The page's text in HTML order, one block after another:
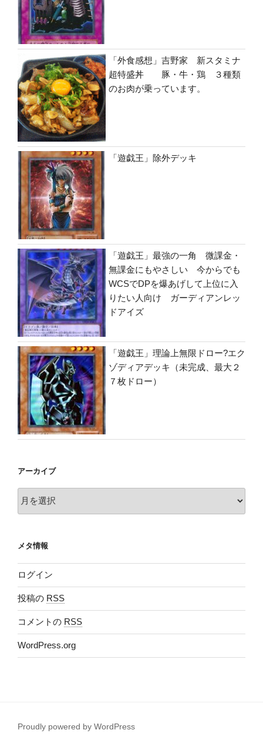
「外食感想」吉野家 新スタミナ
超特盛丼 豚・牛・鶏 ３種類
のお肉が乗っています。
「遊戯王」除外デッキ
「遊戯王」最強の一角 微課金・
無課金にもやさしい 今からでも
WCSでDPを爆あげして上位に入
りたい人向け ガーディアンレッ
ドアイズ
「遊戯王」理論上無限ドロー?エク
ゾディアデッキ（未完成、最大２
７枚ドロー）
アーカイブ
ア
ブ
メタ情報
ログイン
投稿の RSS
コメントの RSS
WordPress.org
Proudly powered by WordPress